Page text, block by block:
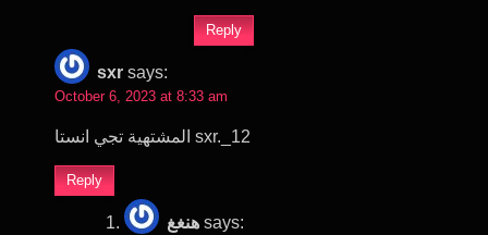
Reply
sxr says:
October 6, 2023 at 8:33 am
المشتهية تجي انستا sxr._12
Reply
هنغغ says: